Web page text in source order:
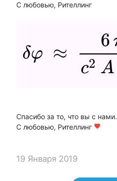
С любовью, Рителлинг
Спасибо за то, что вы с нами.
С любовью, Рителлинг favorite
19 Января 2019